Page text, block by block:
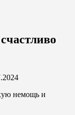
немощь и